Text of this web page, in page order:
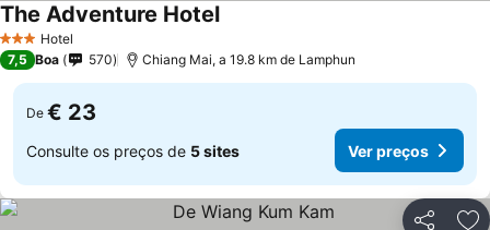
3 EstrelasHotel
The Adventure Hotel
7,5 Boa 570 Chiang Mai, a 19.8 km de Lamphun
De € 23
Consulte os preços de 5 sites Ver preços